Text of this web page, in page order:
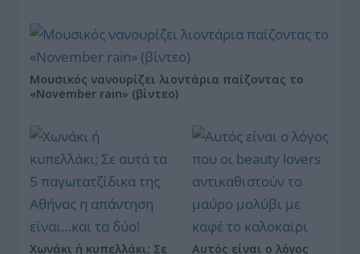
Μουσικός νανουρίζει λιοντάρια παίζοντας το
«November rain» (βίντεο)
Χωνάκι ή κυπελλάκι; Σε
Αυτός είναι ο λόγος